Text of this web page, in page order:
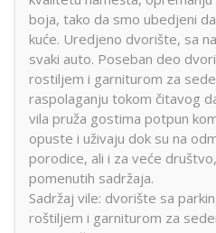
boja, tako da smo ubedjeni
kuće. Uredjeno dvorište, sa
svaki auto. Poseban deo
rostiljem i garniturom za
raspolaganju tokom čitavog
vila pruža gostima potpun
opuste i uživaju dok su na
porodice, ali i za veće
pomenutih sadržaja.
Sadržaj vile: dvorište sa
roštiljem i garniturom za